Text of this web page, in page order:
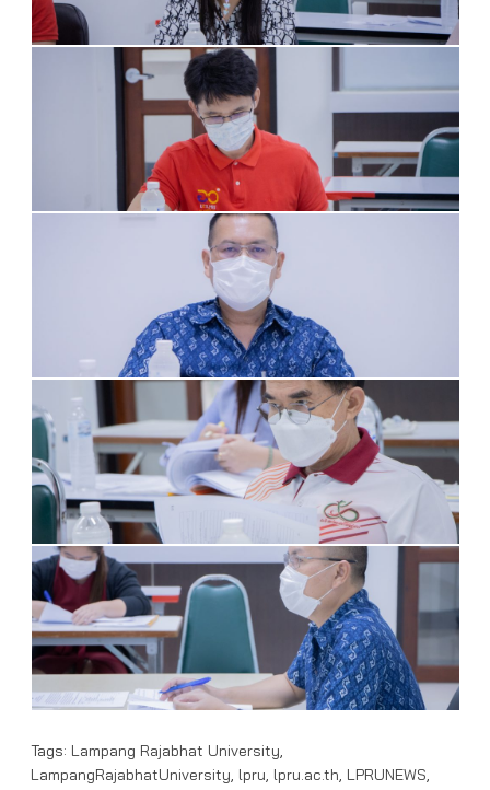
Tags: Lampang Rajabhat University,
LampangRajabhatUniversity, lpru, lpru.ac.th, LPRUNEWS,